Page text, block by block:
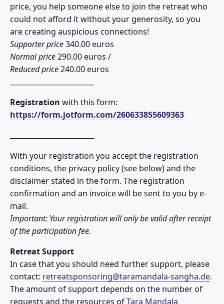
price, you help someone else to join the retreat who
could not afford it without your generosity, so you
are creating auspicious connections!
Supporter price340.00 euros
Normal price290.00 euros /
Reduced price240.00 euros
Registration with this form:
https://form.jotform.com/260633855609363
With your registration you accept the registration
conditions, the privacy policy (see below) and the
disclaimer stated in the form. The registration
confirmation and an invoice will be sent to you by e-
mail.
Important: Your registration will only be valid after receipt
of the participation fee.
Retreat Support
In case that you should need further support, please
contact: retreatsponsoring@taramandala-sangha.de.
The amount of support depends on the number of
requests and the resources ofTara Mandala